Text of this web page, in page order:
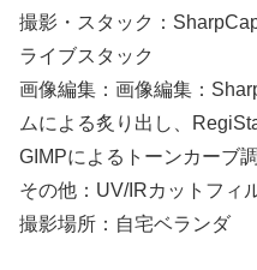
撮影・スタック：
ライブスタック
画像編集：画像編集：
ムによる炙り出し、
GIMPによるトーンカーブ
その他：UV/IRカットフィ
撮影場所：自宅ベランダ